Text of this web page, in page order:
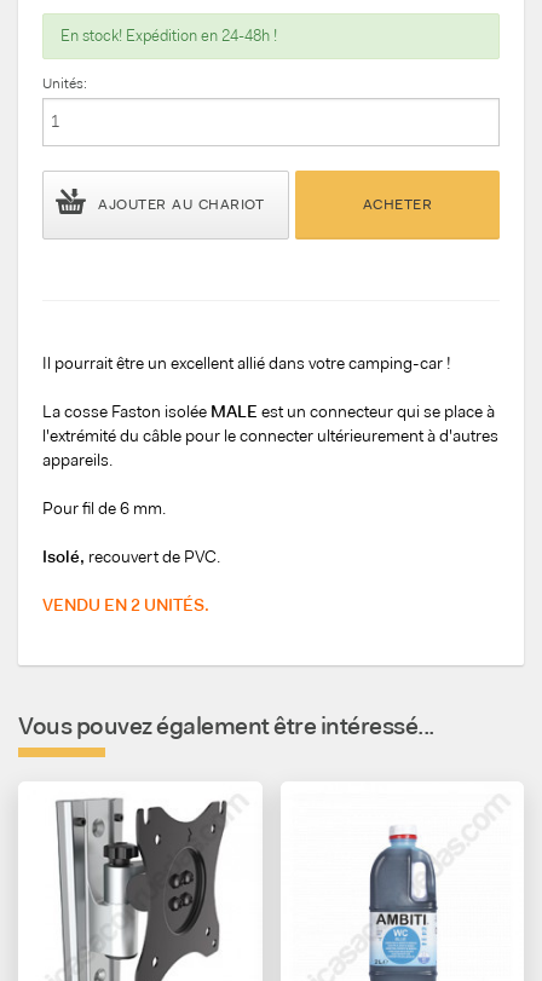
En stock! Expédition en 24-48h !
Unités:
AJOUTER AU CHARIOT ACHETER
Il pourrait être un excellent allié dans votre camping-car !
La cosse Faston isolée MALE est un connecteur qui se place à
l'extrémité du câble pour le connecter ultérieurement à d'autres
appareils.
Pour fil de 6 mm.
Isolé, recouvert de PVC.
VENDU EN 2 UNITÉS.
Vous pouvez également être intéressé...